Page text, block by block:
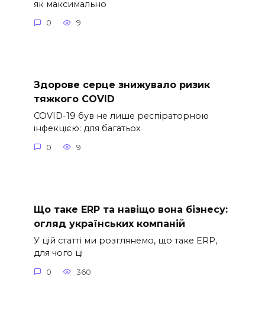
як максимально
0 9
Здорове серце знижувало ризик
тяжкого COVID
COVID-19 був не лише респіраторною
інфекцією: для багатьох
0 9
Що таке ERP та навіщо вона бізнесу:
огляд українських компаній
У цій статті ми розглянемо, що таке ERP,
для чого ці
0 360